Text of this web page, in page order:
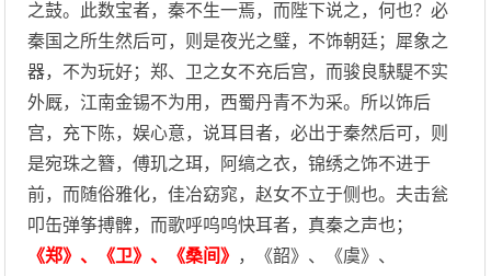
之鼓。此数宝者，秦不生一焉，而陛下说之，何也？必
秦国之所生然后可，则是夜光之璧，不饰朝廷；犀象之
器，不为玩好；郑、卫之女不充后宫，而骏良駃騠不实
外厩，江南金锡不为用，西蜀丹青不为采。所以饰后
宫，充下陈，娱心意，说耳目者，必出于秦然后可，则
是宛珠之簪，傅玑之珥，阿缟之衣，锦绣之饰不进于
前，而随俗雅化，佳冶窈窕，赵女不立于侧也。夫击瓮
叩缶弹筝搏髀，而歌呼呜呜快耳者，真秦之声也；
《郑》、《卫》、《桑间》 ，《韶》、《虞》、